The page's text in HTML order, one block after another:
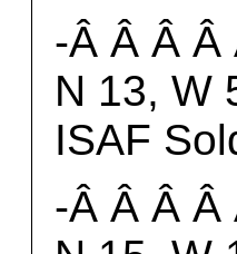
-Â Â Â
N 13, W
ISAF
-Â Â Â